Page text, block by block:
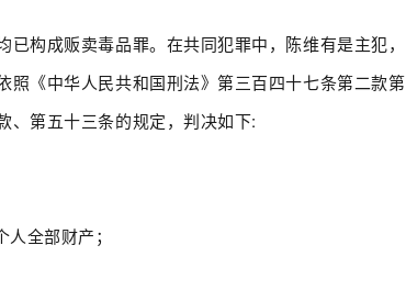
构成贩卖毒品罪。在共同犯罪中，陈维有是主犯，
《中华人民共和国刑法》第三百四十七条第二款第
、第五十三条的规定，判决如下:
全部财产；